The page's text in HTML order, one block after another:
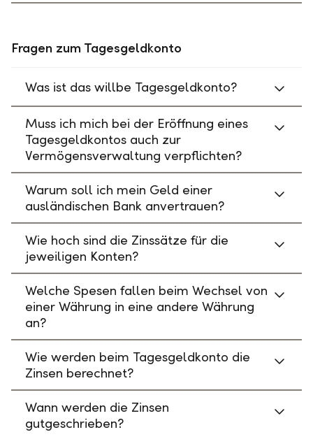
Fragen zum Tagesgeldkonto
Was ist das willbe Tagesgeldkonto?
Muss ich mich bei der Eröffnung eines
Tagesgeldkontos auch zur
Vermögensverwaltung verpflichten?
Warum soll ich mein Geld einer
ausländischen Bank anvertrauen?
Wie hoch sind die Zinssätze für die
jeweiligen Konten?
Welche Spesen fallen beim Wechsel von
einer Währung in eine andere Währung
an?
Wie werden beim Tagesgeldkonto die
Zinsen berechnet?
Wann werden die Zinsen
gutgeschrieben?